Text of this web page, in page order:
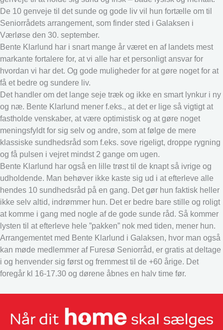
De 10 genveje til det sunde og gode liv vil hun fortælle om til
Seniorrådets arrangement, som finder sted i Galaksen i
Værløse den 30. september.
Bente Klarlund har i snart mange år været en af landets mest
markante fortalere for, at vi alle har et personligt ansvar for
hvordan vi har det. Og gode muligheder for at gøre noget for at
få et bedre og sundere liv.
Det handler om det lange seje træk og ikke en smart lynkur i ny
og næ. Bente Klarlund mener f.eks., at det er lige så vigtigt at
fastholde venskaber, at være optimistisk og at gøre noget
meningsfyldt for sig selv og andre, som at følge de mere
klassiske sundhedsråd som f.eks. sove rigeligt, droppe rygning
og få pulsen i vejret mindst 2 gange om ugen.
Bente Klarlund har også en lille trøst til de knapt så ivrige og
udholdende. Man behøver ikke kaste sig ud i at efterleve alle
hendes 10 sundhedsråd på en gang. Det gør hun faktisk heller
ikke selv altid, indrømmer hun. Det er bedre bare stille og roligt
at komme i gang med nogle af de gode sunde råd. Så kommer
lysten til at efterleve hele ”pakken” nok med tiden, mener hun.
Arrangementet med Bente Klarlund i Galaksen, hvor man også
kan møde medlemmer af Furesø Seniorråd, er gratis at deltage
i og henvender sig først og fremmest til de +60 årige. Det
foregår kl 16-17.30 og dørene åbnes en halv time før.